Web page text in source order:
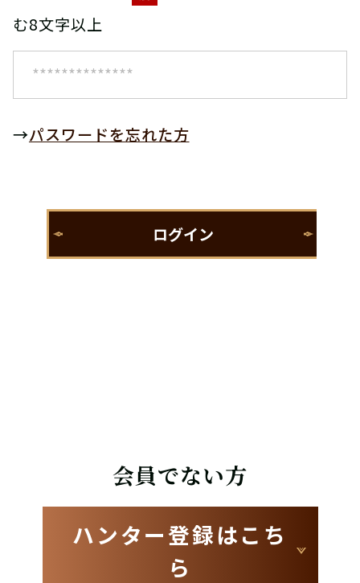
む8文字以上
→パスワードを忘れた方
会員でない方
ハンター登録はこち
ら